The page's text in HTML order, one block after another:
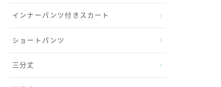
インナーパンツ付きスカート
ショートパンツ
三分丈